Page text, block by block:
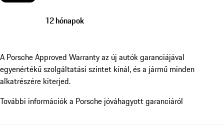
12 hónapok
A Porsche Approved Warranty az új autók garanciájával
egyenértékű szolgáltatási szintet kínál, és a jármű minden
alkatrészére kiterjed.
További információk a Porsche jóváhagyott garanciáról